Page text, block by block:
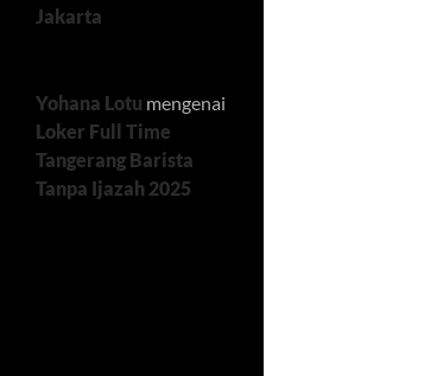
Jakarta
Yohana Lotu mengenai
Loker Full Time
Tangerang Barista
Tanpa Ijazah 2025